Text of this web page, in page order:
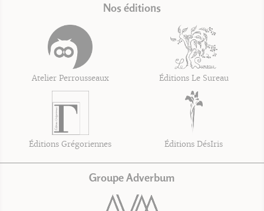
Nos éditions
Atelier Perrousseaux Éditions Le Sureau
Éditions Grégoriennes Éditions DésIris
Groupe Adverbum